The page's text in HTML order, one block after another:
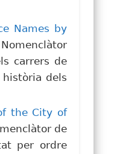
Names by
Nomenclàtor
carrers de
història dels
the City of
de
per ordre